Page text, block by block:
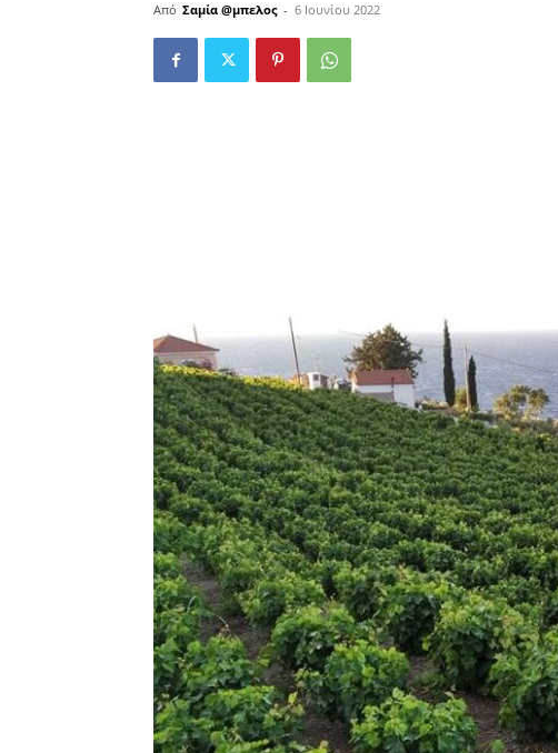
Από Σαμία @μπελος - 6 Ιουνίου 2022